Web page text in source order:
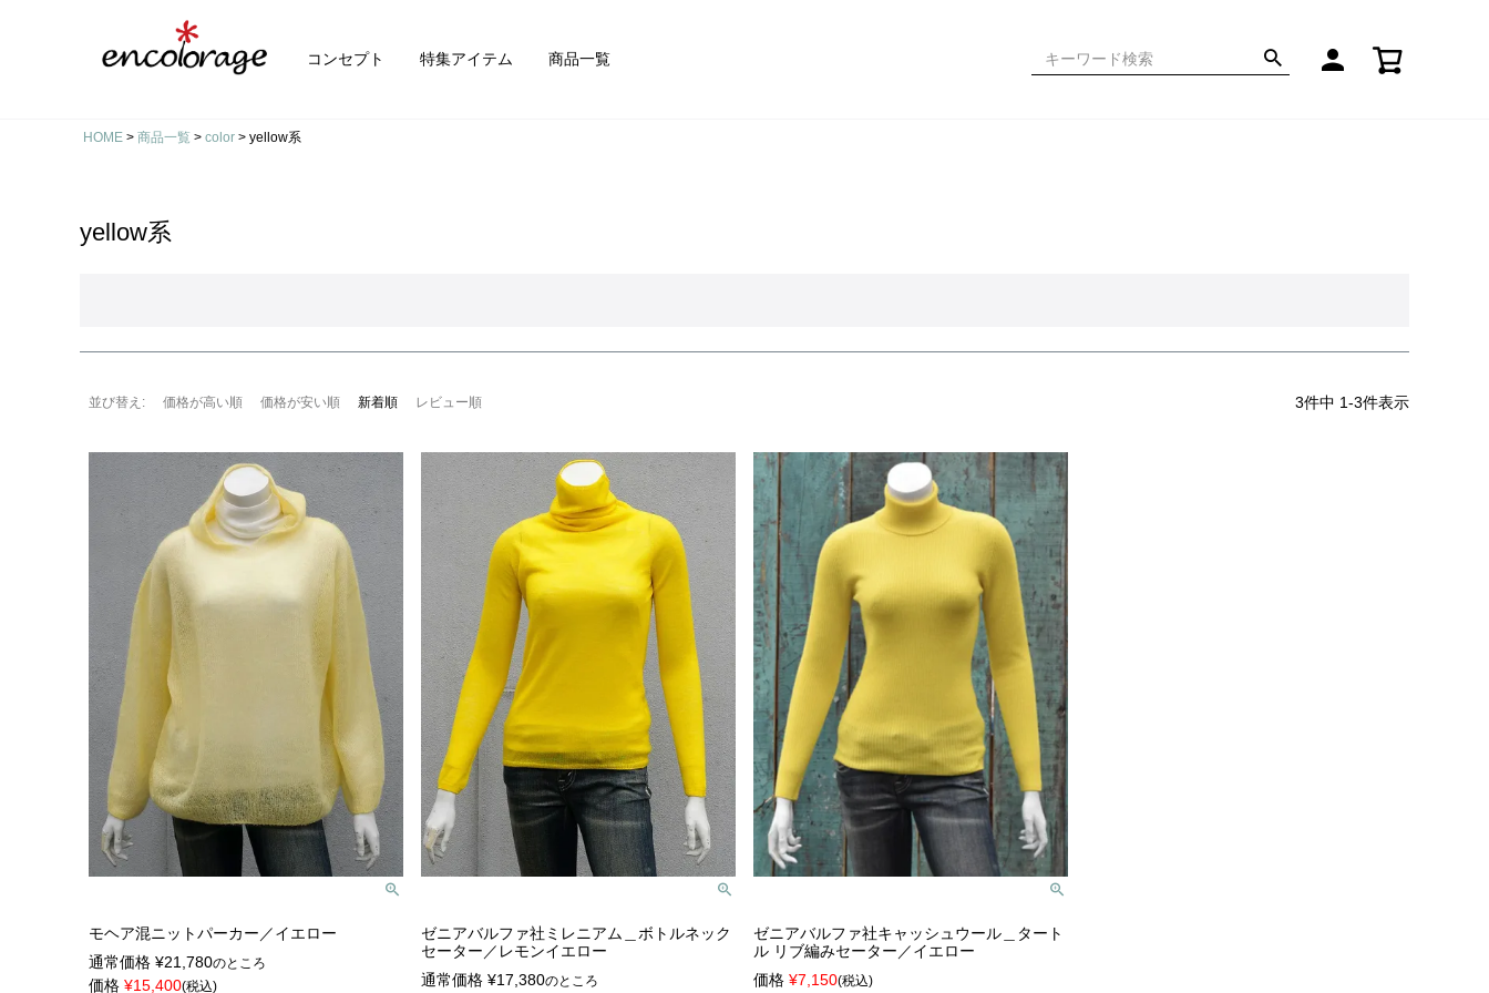
コンセプト 特集アイテム 商品一覧
HOME 商品一覧 color yellow系
yellow系
並び替え 価格が高い順 価格が安い順 新着順 レビュー順 3件中 1-3件表示
モヘア混ニットパーカー／イエロー
通常価格 ¥21,780のところ
価格 ¥15,400 税込
ゼニアバルファ社ミレニアム＿ボトルネック
セーター／レモンイエロー
通常価格 ¥17,380のところ
ゼニアバルファ社キャッシュウール＿タート
ル リブ編みセーター／イエロー
価格 ¥7,150 税込